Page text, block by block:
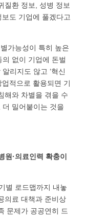
질환 정보, 성병 정보
도 기업에 풀겠다고
가능성이 특히 높은
없이 기업에 돈벌
리지도 않고 ‘혁신
적으로 활용되면 기
해와 차별을 겪을 수
밀어붙이는 것을
원·의료인력 확충이
별 로드맵까지 내놓
의료 대책과 준비상
문제가 공공연히 드